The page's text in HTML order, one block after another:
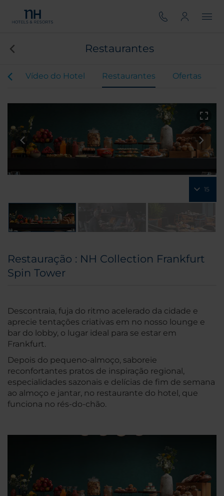
Restaurantes
Vídeo do Hotel Restaurantes Ofertas
15
Restauração : NH Collection Frankfurt
Spin Tower
Descontraia, fuja do ritmo acelerado da cidade e
aprecie tentações criativas em no nosso lounge e
bar do lobby, o lugar ideal para se estar em
Frankfurt.
Depois do pequeno-almoço, saboreie
reconfortantes pratos de inspiração regional,
especialidades sazonais e delícias de fim de semana
ao almoço e jantar, no restaurante do hotel, que
funciona no rés-do-chão.